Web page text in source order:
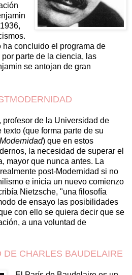
ha concluido el programa de
parte de la ciencia, las
se antojan de gran
profesor de la Universidad de
(que forma parte de su
) que en estos
la necesidad de superar el
mayor que nunca antes. La
post-Modernidad si no
e inicia un nuevo comienzo
Nietzsche, "una filosofía
de ensayo las posibilidades
con ello se quiera decir que se
a una voluntad de
DE CHARLES BAUDELAIRE